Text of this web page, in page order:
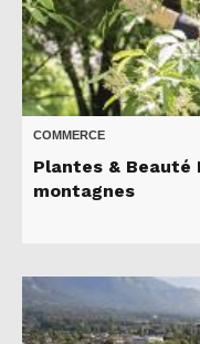
COMMERCE
Plantes & Beauté
montagnes